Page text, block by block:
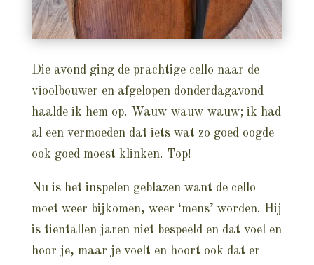
Die avond ging de prachtige cello naar de
vioolbouwer en afgelopen donderdagavond
haalde ik hem op. Wauw wauw wauw; ik had
al een vermoeden dat iets wat zo goed oogde
ook goed moest klinken. Top!
Nu is het inspelen geblazen want de cello
moet weer bijkomen, weer ‘mens’ worden. Hij
is tientallen jaren niet bespeeld en dat voel en
hoor je, maar je voelt en hoort ook dat er